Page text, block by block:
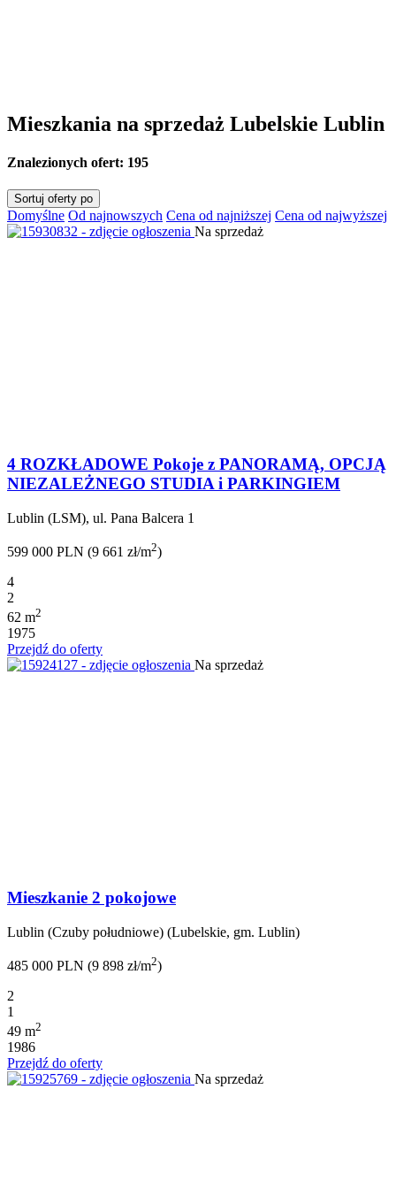
Mieszkania na sprzedaż Lubelskie Lublin
Znalezionych ofert: 195
Sortuj oferty po
Domyślne Od najnowszych Cena od najniższej Cena od najwyższej
Na sprzedaż
4 ROZKŁADOWE Pokoje z PANORAMĄ, OPCJĄ
NIEZALEŻNEGO STUDIA i PARKINGIEM
Lublin (LSM), ul. Pana Balcera 1
599 000 PLN (9 661 zł/m2)
4
2
62 m2
1975
Przejdź do oferty
Na sprzedaż
Mieszkanie 2 pokojowe
Lublin (Czuby południowe) (Lubelskie, gm. Lublin)
485 000 PLN (9 898 zł/m2)
2
1
49 m2
1986
Przejdź do oferty
Na sprzedaż